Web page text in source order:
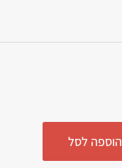
הוספה לסל